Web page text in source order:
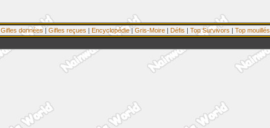
Gifles données | Gifles reçues | Encyclopédie| Gris-Moire | Défis | Top Survivors | Top mouillés